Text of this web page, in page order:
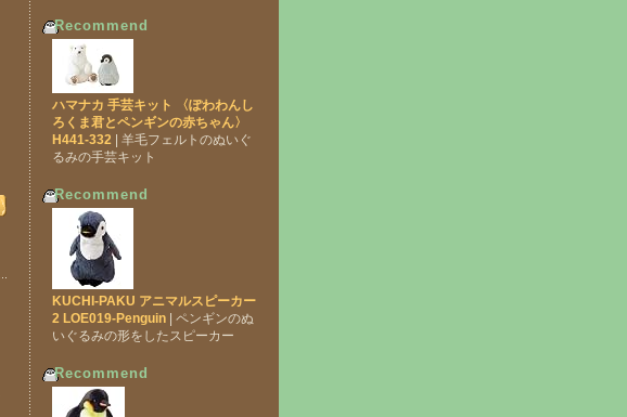
Recommend
ハマナカ 手芸キット 〈ぽわわんし
ろくま君とペンギンの赤ちゃん〉
H441-332 | 羊毛フェルトのぬいぐ
るみの手芸キット
Recommend
KUCHI-PAKU アニマルスピーカー
2 LOE019-Penguin | ペンギンのぬ
いぐるみの形をしたスピーカー
Recommend